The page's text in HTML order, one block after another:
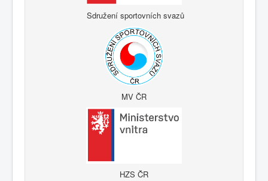
Sdružení sportovních svazů
MV ČR
HZS ČR